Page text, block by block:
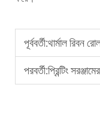
পূর্ববর্তী:থার্মাল রিবন
পরবর্তী:প্রিন্টিং